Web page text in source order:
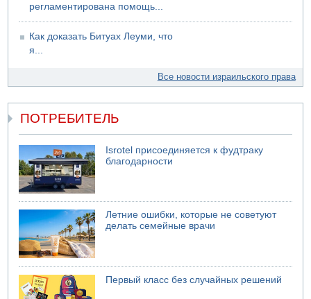
регламентирована помощь...
Как доказать Битуах Леуми, что
я...
Все новости израильского права
ПОТРЕБИТЕЛЬ
Isrotel присоединяется к фудтраку
благодарности
Летние ошибки, которые не советуют
делать семейные врачи
Первый класс без случайных решений